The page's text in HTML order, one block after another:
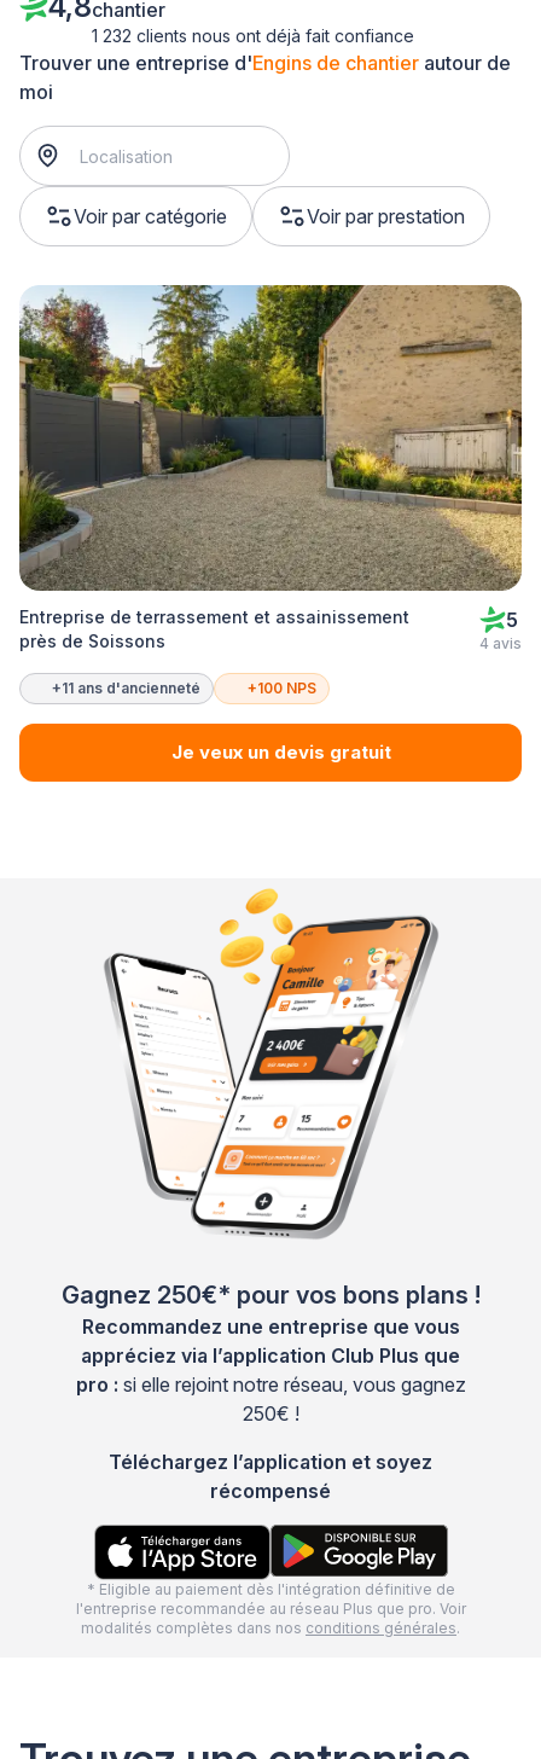
Trouver une entreprise d'Engins de chantier autour de
moi
Voir par catégorie Voir par prestation
chantier
1 232 clients nous ont déjà fait confiance
Entreprise de terrassement et assainissement
près de Soissons
5
4 avis
+11 ans d'ancienneté +100 NPS
Je veux un devis gratuit
Gagnez 250€* pour vos bons plans !
Recommandez une entreprise que vous
appréciez via l’application Club Plus que
pro : si elle rejoint notre réseau, vous gagnez
250€ !
Téléchargez l’application et soyez
récompensé
* Eligible au paiement dès l'intégration définitive de
l'entreprise recommandée au réseau Plus que pro. Voir
modalités complètes dans nos conditions générales.